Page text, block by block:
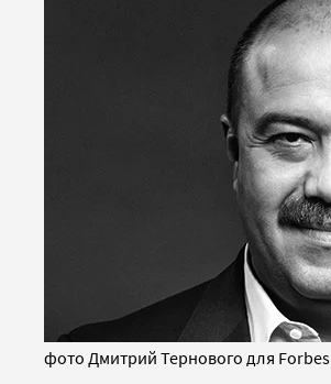
фото Дмитрий Тернового для Forbes